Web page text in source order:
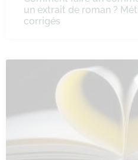
un extrait de roman ?
corrigés